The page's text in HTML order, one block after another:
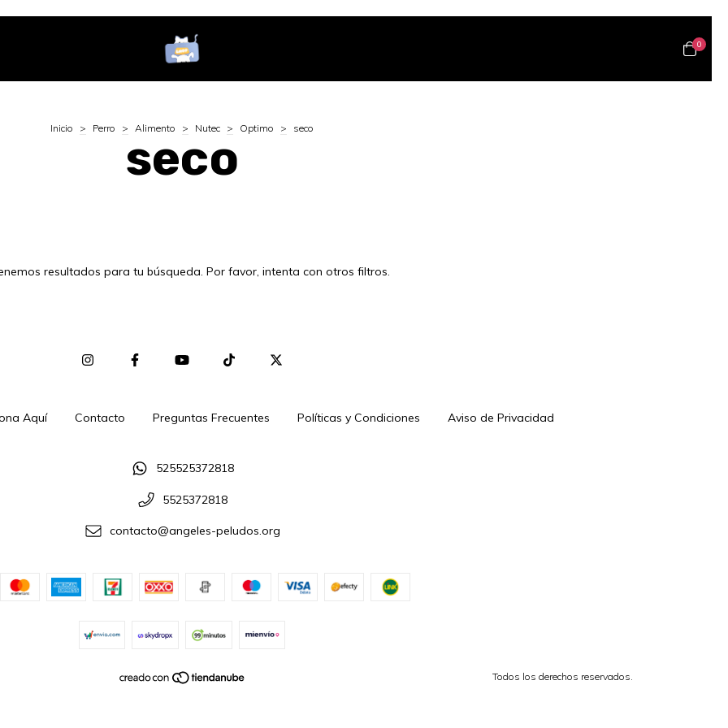
0
Inicio > Perro > Alimento > Nutec > Optimo > seco
seco
resultados para tu búsqueda. Por favor, intenta con otros filtros.
Aquí Contacto Preguntas Frecuentes Políticas y Condiciones Aviso de Privacidad
525525372818
5525372818
contacto@angeles-peludos.org
Todos los derechos reservados.